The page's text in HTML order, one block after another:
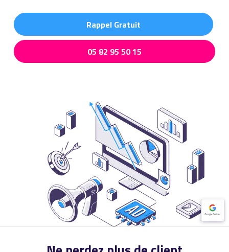
Rappel Gratuit
05 82 95 50 15